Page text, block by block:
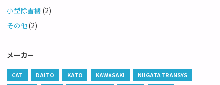
小型除雪機 (2)
その他 (2)
メーカー
CAT DAITO KATO KAWASAKI
NIIGATA TRANSYS